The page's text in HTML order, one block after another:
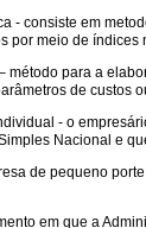
- consiste em
por meio de
método para a
de custos
- o
Nacional e
de pequeno
em que a